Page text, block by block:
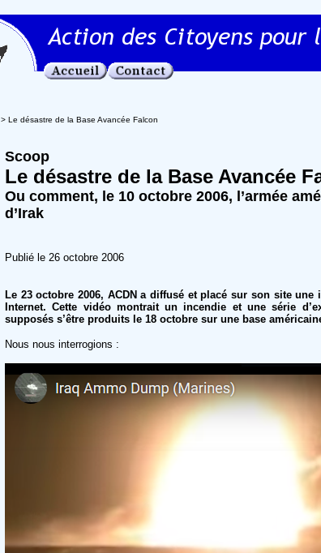
> Le désastre de la Base Avancée Falcon
Scoop
Le désastre de la Base Avancée
Ou comment, le 10 octobre 2006, l’armée
d’Irak
Publié le 26 octobre 2006
Le 23 octobre 2006, ACDN a diffusé et placé sur son site
Internet. Cette vidéo montrait un incendie et une série
supposés s’être produits le 18 octobre sur une base
Nous nous interrogions :